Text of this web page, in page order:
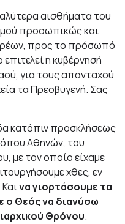
αισθήματα του
προσωπικώς και
προς το πρόσωπό
η κυβέρνησή
για τους απανταχού
τα Πρεσβυγενή. Σας
κατόπιν προσκλήσεως
Αθηνών, του
με τον οποίο είχαμε
χθες, εν
να γιορτάσουμε τα
ο Θεός να διανύσω
Θρόνου.